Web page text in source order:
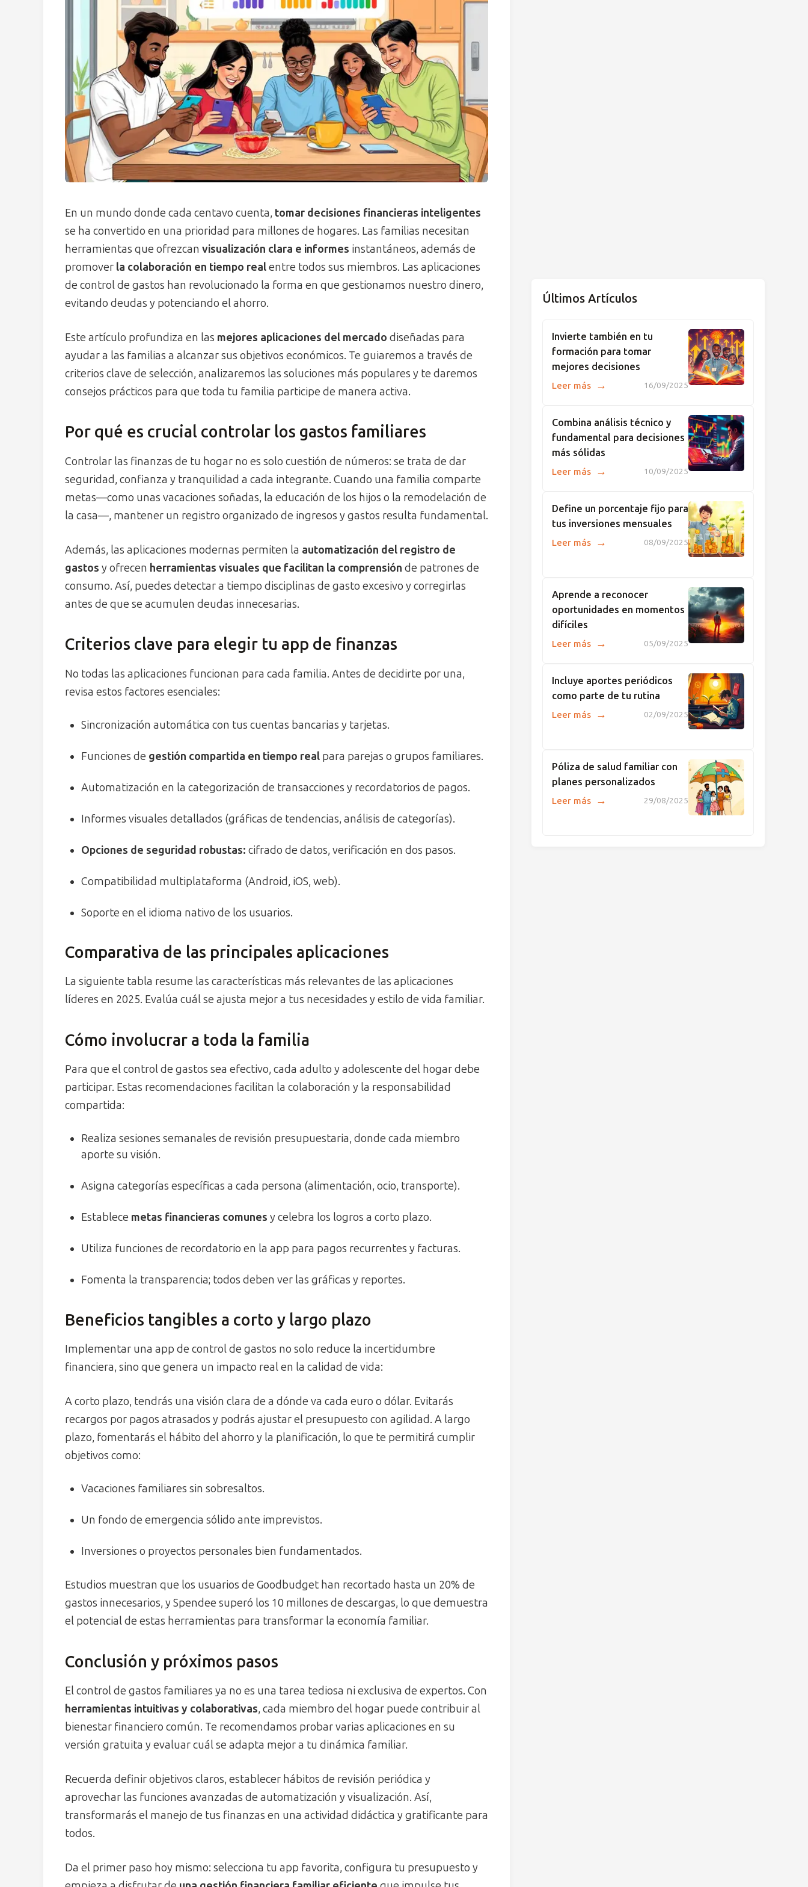
En un mundo donde cada centavo cuenta, tomar decisiones financieras inteligentes
se ha convertido en una prioridad para millones de hogares. Las familias necesitan
herramientas que ofrezcan visualización clara e informes instantáneos, además de
promover la colaboración en tiempo realentre todos sus miembros. Las aplicaciones
de control de gastos han revolucionado la forma en que gestionamos nuestro dinero,
evitando deudas y potenciando el ahorro.
Este artículo profundiza en las mejores aplicaciones del mercado diseñadas para
ayudar a las familias a alcanzar sus objetivos económicos. Te guiaremos a través de
criterios clave de selección, analizaremos las soluciones más populares y te daremos
consejos prácticos para que toda tu familia participe de manera activa.
Por qué es crucial controlar los gastos familiares
Controlar las finanzas de tu hogar no es solo cuestión de números: se trata de dar
seguridad, confianza y tranquilidad a cada integrante. Cuando una familia comparte
metas—como unas vacaciones soñadas, la educación de los hijos o la remodelación de
la casa—, mantener un registro organizado de ingresos y gastos resulta fundamental.
Además, las aplicaciones modernas permiten la automatización del registro de
gastos y ofrecen herramientas visuales que facilitan la comprensión de patrones de
consumo. Así, puedes detectar a tiempo disciplinas de gasto excesivo y corregirlas
antes de que se acumulen deudas innecesarias.
Criterios clave para elegir tu app de finanzas
No todas las aplicaciones funcionan para cada familia. Antes de decidirte por una,
revisa estos factores esenciales:
Sincronización automática con tus cuentas bancarias y tarjetas.
Funciones de gestión compartida en tiempo real para parejas o grupos familiares.
Automatización en la categorización de transacciones y recordatorios de pagos.
Informes visuales detallados (gráficas de tendencias, análisis de categorías).
Opciones de seguridad robustas: cifrado de datos, verificación en dos pasos.
Compatibilidad multiplataforma (Android, iOS, web).
Soporte en el idioma nativo de los usuarios.
Comparativa de las principales aplicaciones
La siguiente tabla resume las características más relevantes de las aplicaciones
líderes en 2025. Evalúa cuál se ajusta mejor a tus necesidades y estilo de vida familiar.
Cómo involucrar a toda la familia
Para que el control de gastos sea efectivo, cada adulto y adolescente del hogar debe
participar. Estas recomendaciones facilitan la colaboración y la responsabilidad
compartida:
Realiza sesiones semanales de revisión presupuestaria, donde cada miembro
aporte su visión.
Asigna categorías específicas a cada persona (alimentación, ocio, transporte).
Establece metas financieras comunes y celebra los logros a corto plazo.
Utiliza funciones de recordatorio en la app para pagos recurrentes y facturas.
Fomenta la transparencia; todos deben ver las gráficas y reportes.
Beneficios tangibles a corto y largo plazo
Implementar una app de control de gastos no solo reduce la incertidumbre
financiera, sino que genera un impacto real en la calidad de vida:
A corto plazo, tendrás una visión clara de a dónde va cada euro o dólar. Evitarás
recargos por pagos atrasados y podrás ajustar el presupuesto con agilidad. A largo
plazo, fomentarás el hábito del ahorro y la planificación, lo que te permitirá cumplir
objetivos como:
Vacaciones familiares sin sobresaltos.
Un fondo de emergencia sólido ante imprevistos.
Inversiones o proyectos personales bien fundamentados.
Estudios muestran que los usuarios de Goodbudget han recortado hasta un 20% de
gastos innecesarios, y Spendee superó los 10 millones de descargas, lo que demuestra
el potencial de estas herramientas para transformar la economía familiar.
Conclusión y próximos pasos
El control de gastos familiares ya no es una tarea tediosa ni exclusiva de expertos. Con
herramientas intuitivas y colaborativas, cada miembro del hogar puede contribuir al
bienestar financiero común. Te recomendamos probar varias aplicaciones en su
versión gratuita y evaluar cuál se adapta mejor a tu dinámica familiar.
Recuerda definir objetivos claros, establecer hábitos de revisión periódica y
aprovechar las funciones avanzadas de automatización y visualización. Así,
transformarás el manejo de tus finanzas en una actividad didáctica y gratificante para
todos.
Da el primer paso hoy mismo: selecciona tu app favorita, configura tu presupuesto y
Últimos Artículos
Invierte también en tu
formación para tomar
mejores decisiones
16/09/2025
Leer más →
Combina análisis técnico y
fundamental para decisiones
más sólidas
10/09/2025
Leer más →
Define un porcentaje fijo para
tus inversiones mensuales
08/09/2025
Leer más →
Aprende a reconocer
oportunidades en momentos
difíciles
05/09/2025
Leer más →
Incluye aportes periódicos
como parte de tu rutina
02/09/2025
Leer más →
Póliza de salud familiar con
planes personalizados
29/08/2025
Leer más →